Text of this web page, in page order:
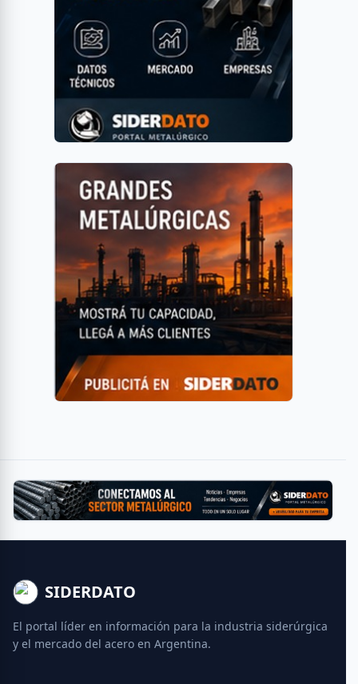
SIDERDATO
El portal líder en información para la industria siderúrgica
y el mercado del acero en Argentina.